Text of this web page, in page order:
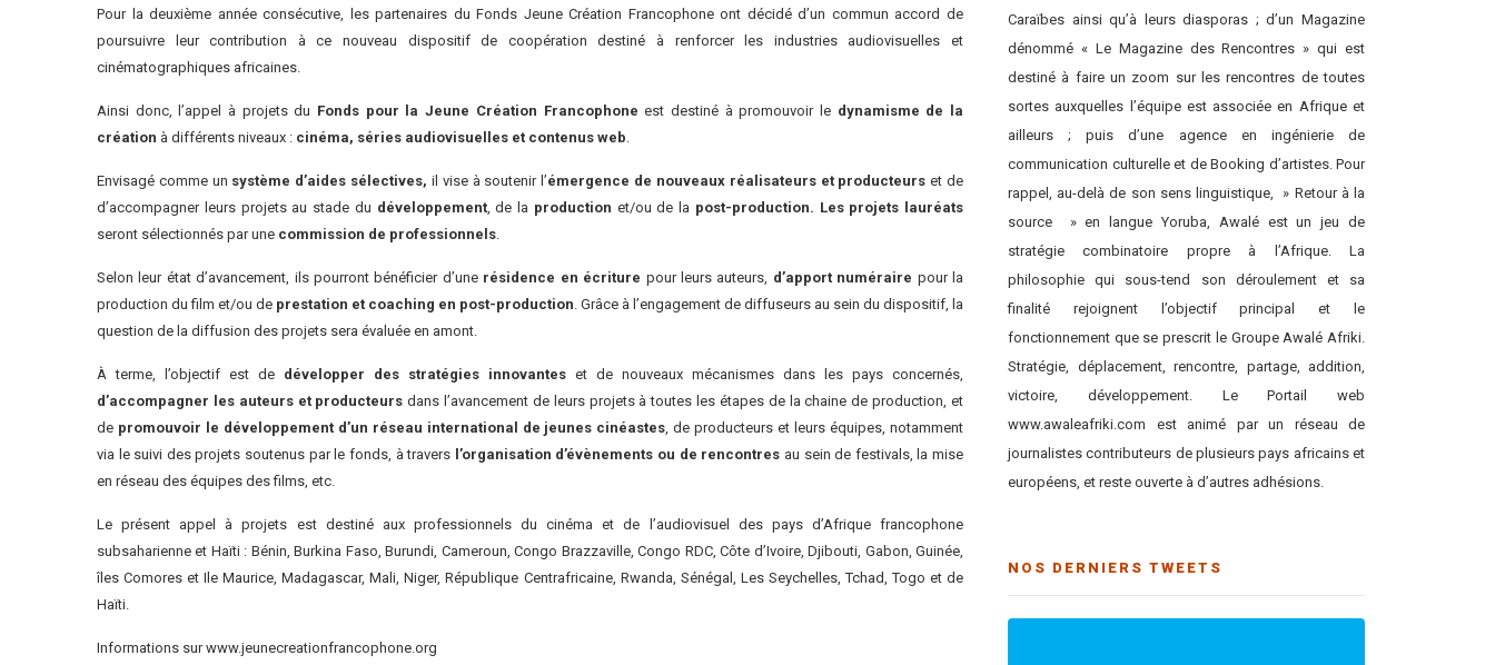
Pour la deuxième année consécutive, les partenaires du Fonds Jeune Création Francophone ont décidé d’un commun accord de
poursuivre leur contribution à ce nouveau dispositif de coopération destiné à renforcer les industries audiovisuelles et
cinématographiques africaines.
Ainsi donc, l’appel à projets du Fonds pour la Jeune Création Francophone est destiné à promouvoir le dynamisme de la
création à différents niveaux : cinéma, séries audiovisuelles et contenus web.
Envisagé comme un système d’aides sélectives, il vise à soutenir l’émergence de nouveaux réalisateurs et producteurs et de
d’accompagner leurs projets au stade du développement, de la production et/ou de la post-production. Les projets lauréats
seront sélectionnés par une commission de professionnels.
Selon leur état d’avancement, ils pourront bénéficier d’une résidence en écriture pour leurs auteurs, d’apport numéraire pour la
production du film et/ou de prestation et coaching en post-production. Grâce à l’engagement de diffuseurs au sein du dispositif, la
question de la diffusion des projets sera évaluée en amont.
À terme, l’objectif est de développer des stratégies innovantes et de nouveaux mécanismes dans les pays concernés,
d’accompagner les auteurs et producteurs dans l’avancement de leurs projets à toutes les étapes de la chaine de production, et
de promouvoir le développement d’un réseau international de jeunes cinéastes, de producteurs et leurs équipes, notamment
via le suivi des projets soutenus par le fonds, à travers l’organisation d’évènements ou de rencontres au sein de festivals, la mise
en réseau des équipes des films, etc.
Le présent appel à projets est destiné aux professionnels du cinéma et de l’audiovisuel des pays d’Afrique francophone
subsaharienne et Haïti : Bénin, Burkina Faso, Burundi, Cameroun, Congo Brazzaville, Congo RDC, Côte d’Ivoire, Djibouti, Gabon, Guinée,
îles Comores et Ile Maurice, Madagascar, Mali, Niger, République Centrafricaine, Rwanda, Sénégal, Les Seychelles, Tchad, Togo et de
Haïti.
Informations surwww.jeunecreationfrancophone.org
Caraïbes ainsi qu’à leurs diasporas ; d’un Magazine
dénommé « Le Magazine des Rencontres » qui est
destiné à faire un zoom sur les rencontres de toutes
sortes auxquelles l’équipe est associée en Afrique et
ailleurs ; puis d’une agence en ingénierie de
communication culturelle et de Booking d’artistes. Pour
rappel, au-delà de son sens linguistique, » Retour à la
source » en langue Yoruba, Awalé est un jeu de
stratégie combinatoire propre à l’Afrique. La
philosophie qui sous-tend son déroulement et sa
finalité rejoignent l’objectif principal et le
fonctionnement que se prescrit le Groupe Awalé Afriki.
Stratégie, déplacement, rencontre, partage, addition,
victoire, développement. Le Portail web
www.awaleafriki.com est animé par un réseau de
journalistes contributeurs de plusieurs pays africains et
européens, et reste ouverte à d’autres adhésions.
NOS DERNIERS TWEETS